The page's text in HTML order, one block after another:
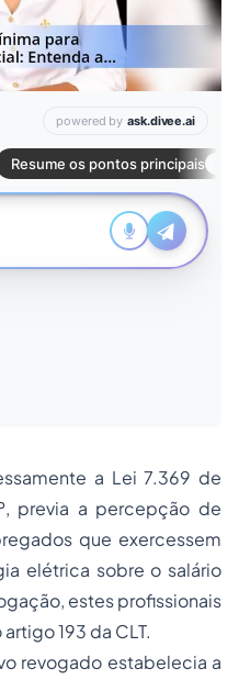
a Lei 7.369 de
previa a percepção de
que exercessem
elétrica sobre o salário
estes profissionais
193 da CLT.
revogado estabelecia a